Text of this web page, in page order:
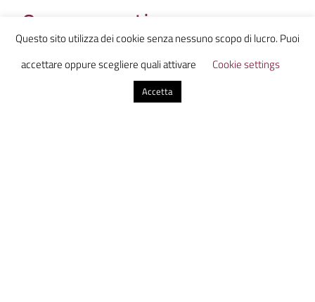
0 commenti
Invia un commento
Il tuo indirizzo email non sarà pubblicato.
Questo sito utilizza dei cookie senza nessuno scopo di lucro. Puoi
accettare oppure scegliere quali attivare
Cookie settings
Accetta